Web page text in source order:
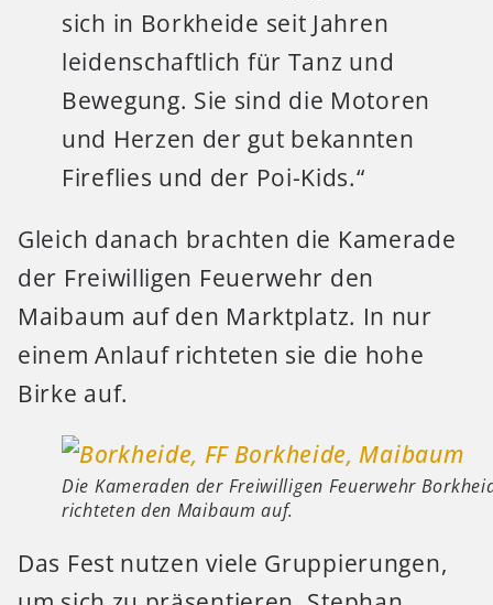
sich in Borkheide seit Jahren
leidenschaftlich für Tanz und
Bewegung. Sie sind die Motoren
und Herzen der gut bekannten
Fireflies und der Poi-Kids.“
Gleich danach brachten die Kamerade
der Freiwilligen Feuerwehr den
Maibaum auf den Marktplatz. In nur
einem Anlauf richteten sie die hohe
Birke auf.
Die Kameraden der Freiwilligen Feuerwehr
richteten den Maibaum auf.
Das Fest nutzen viele Gruppierungen,